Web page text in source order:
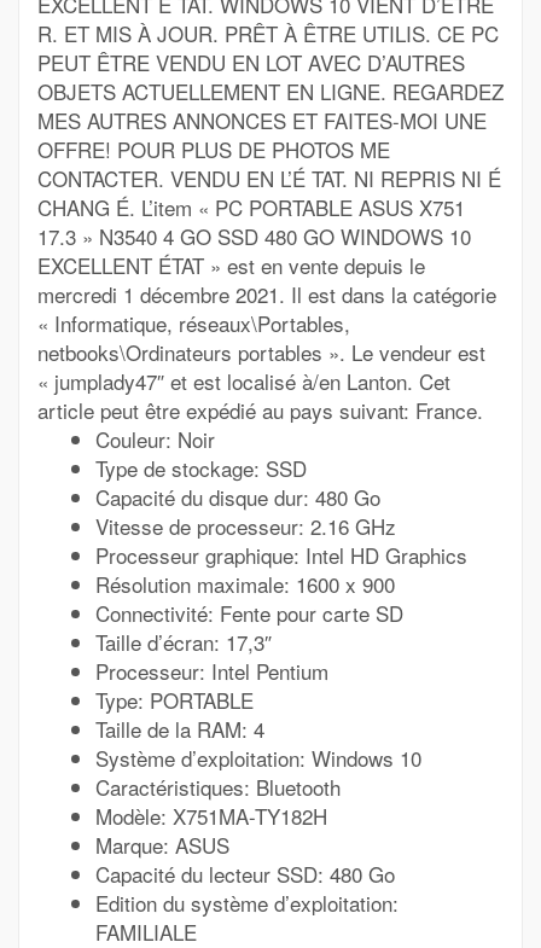
R. ET MIS À JOUR. PRÊT À ÊTRE UTILIS. CE PC
PEUT ÊTRE VENDU EN LOT AVEC D’AUTRES
OBJETS ACTUELLEMENT EN LIGNE. REGARDEZ
MES AUTRES ANNONCES ET FAITES-MOI UNE
OFFRE! POUR PLUS DE PHOTOS ME
CONTACTER. VENDU EN L’É TAT. NI REPRIS NI É
CHANG É. L’item « PC PORTABLE ASUS X751
17.3 » N3540 4 GO SSD 480 GO WINDOWS 10
EXCELLENT ÉTAT » est en vente depuis le
mercredi 1 décembre 2021. Il est dans la catégorie
« Informatique, réseaux\Portables,
netbooks\Ordinateurs portables ». Le vendeur est
« jumplady47″ et est localisé à/en Lanton. Cet
article peut être expédié au pays suivant: France.
Couleur: Noir
Type de stockage: SSD
Capacité du disque dur: 480 Go
Vitesse de processeur: 2.16 GHz
Processeur graphique: Intel HD Graphics
Résolution maximale: 1600 x 900
Connectivité: Fente pour carte SD
Taille d’écran: 17,3″
Processeur: Intel Pentium
Type: PORTABLE
Taille de la RAM: 4
Système d’exploitation: Windows 10
Caractéristiques: Bluetooth
Modèle: X751MA-TY182H
Marque: ASUS
Capacité du lecteur SSD: 480 Go
Edition du système d’exploitation:
FAMILIALE